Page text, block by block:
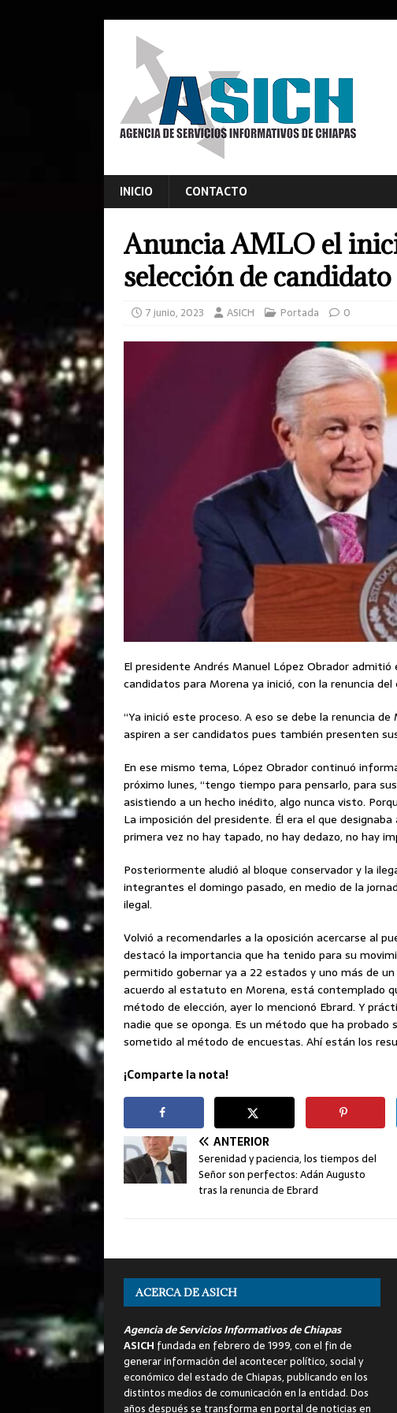
INICIO CONTACTO
Anuncia AMLO el
selección de
7 junio, 2023 ASICH Portada 0
El presidente Andrés Manuel López Obrador
candidatos para Morena ya inició, con la renuncia del
“Ya inició este proceso. A eso se debe la renuncia
aspiren a ser candidatos pues también presenten
En ese mismo tema, López Obrador continuó
próximo lunes, “tengo tiempo para pensarlo, para
asistiendo a un hecho inédito, algo nunca visto.
La imposición del presidente. Él era el que
primera vez no hay tapado, no hay dedazo, no hay
Posteriormente aludió al bloque conservador y la
integrantes el domingo pasado, en medio de la
ilegal.
Volvió a recomendarles a la oposición acercarse al
destacó la importancia que ha tenido para su
permitido gobernar ya a 22 estados y uno más de
acuerdo al estatuto en Morena, está contemplado
método de elección, ayer lo mencionó Ebrard. Y
nadie que se oponga. Es un método que ha
sometido al método de encuestas. Ahí están los
¡Comparte la nota!
ANTERIOR
Serenidad y paciencia, los tiempos del
Señor son perfectos: Adán Augusto
tras la renuncia de Ebrard
ACERCA DE ASICH
Agencia de Servicios Informativos de Chiapas
ASICH fundada en febrero de 1999, con el fin de
generar información del acontecer político, social y
económico del estado de Chiapas, publicando en los
distintos medios de comunicación en la entidad. Dos
años después se transforma en portal de noticias en